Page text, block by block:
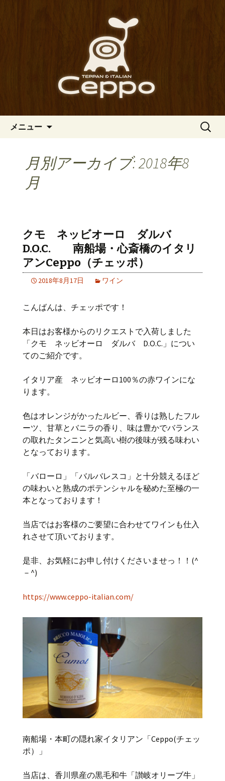
南船場・心斎橋のイタリアン
「Ceppo（チェッポ）」の公式
イタリアン「Ceppo（チェッポ）」。
さまざまなパスタや讃岐オリーブ牛の
ステーキのほか、バルメニューも豊富
にご用意。デートにも一人飲みのお客
様にもぴったりです。
メニュー
検
月別アーカイブ: 2018年8
月
クモ ネッビオーロ ダルバ
D.O.C. 南船場・心斎橋のイタリ
アンCeppo（チェッポ）
2018年8月17日 ワイン
こんばんは、チェッポです！
本日はお客様からのリクエストで入荷しました
「クモ ネッビオーロ ダルバ D.O.C.」につい
てのご紹介です。
イタリア産 ネッビオーロ100％の赤ワインにな
ります。
色はオレンジがかったルビー、香りは熟したフル
ーツ、甘草とバニラの香り、味は豊かでバランス
の取れたタンニンと気高い樹の後味が残る味わい
となっております。
「バローロ」「バルバレスコ」と十分競えるほど
の味わいと熟成のポテンシャルを秘めた至極の一
本となっております！
当店ではお客様のご要望に合わせてワインも仕入
れさせて頂いております。
是非、お気軽にお申し付けくださいませっ！！(^
－^)
https://www.ceppo-italian.com/
南船場・本町の隠れ家イタリアン「Ceppo(チェッ
ポ）」
当店は、香川県産の黒毛和牛「讃岐オリーブ牛」